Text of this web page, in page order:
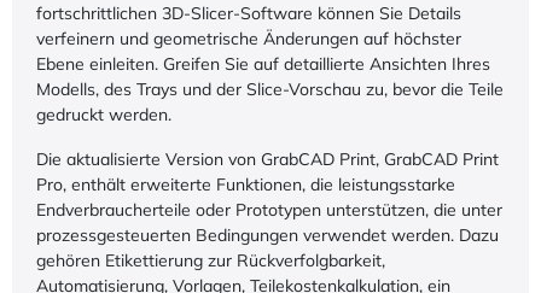
fortschrittlichen 3D-Slicer-Software können Sie Details
verfeinern und geometrische Änderungen auf höchster
Ebene einleiten. Greifen Sie auf detaillierte Ansichten Ihres
Modells, des Trays und der Slice-Vorschau zu, bevor die Teile
gedruckt werden.
Die aktualisierte Version von GrabCAD Print, GrabCAD Print
Pro, enthält erweiterte Funktionen, die leistungsstarke
Endverbraucherteile oder Prototypen unterstützen, die unter
prozessgesteuerten Bedingungen verwendet werden. Dazu
gehören Etikettierung zur Rückverfolgbarkeit,
Automatisierung, Vorlagen, Teilekostenkalkulation, ein